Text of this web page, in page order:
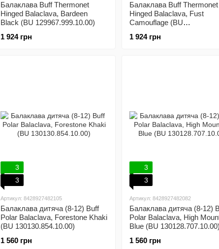
Балаклава Buff Thermonet
Hinged Balaclava, Bardeen
Black (BU 129967.999.10.00)
1 924 грн
Балаклава Buff Thermonet
Hinged Balaclava, Fust
Camouflage (BU
1 924 грн
3
3
Артикул: 8428927482105
Балаклава дитяча (8-12) Buff
Polar Balaclava, Forestone Khaki
(BU 130130.854.10.00)
1 560 грн
3
3
Артикул: 8428927482082
Балаклава дитяча (8-12)
Polar Balaclava, High
Blue (BU 130128.707.10.00)
1 560 грн